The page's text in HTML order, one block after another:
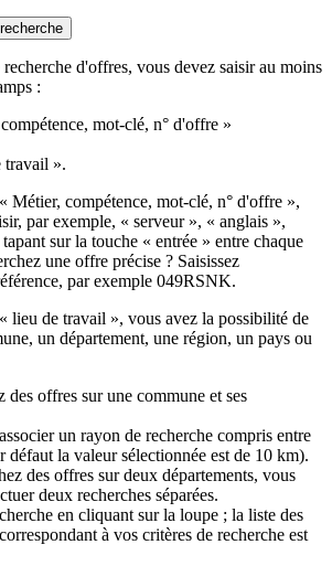
d'offres, vous devez saisir au moins
:
mot-clé, n° d'offre »
travail ».
Métier, compétence, mot-clé, n° d'offre »,
par exemple, « serveur », « anglais »,
sur la touche « entrée » entre chaque
une offre précise ? Saisissez
par exemple 049RSNK.
lieu de travail », vous avez la possibilité de
un département, une région, un pays ou
des offres sur une commune et ses
un rayon de recherche compris entre
défaut la valeur sélectionnée est de 10 km).
des offres sur deux départements, vous
deux recherches séparées.
en cliquant sur la loupe ; la liste des
à vos critères de recherche est